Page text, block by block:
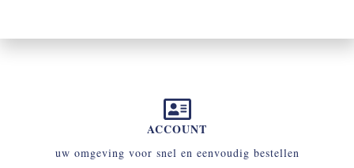
ACCOUNT
uw omgeving voor snel en eenvoudig bestellen